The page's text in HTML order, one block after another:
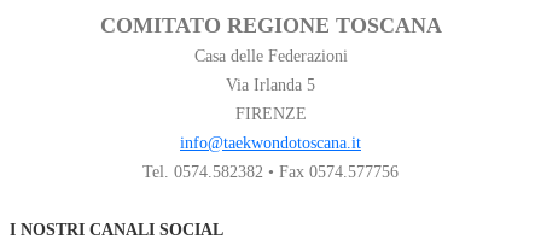
COMITATO REGIONE TOSCANA
Casa delle Federazioni
Via Irlanda 5
FIRENZE
info@taekwondotoscana.it
Tel. 0574.582382 • Fax 0574.577756
I NOSTRI CANALI SOCIAL